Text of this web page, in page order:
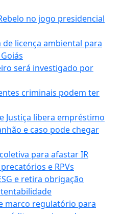
no jogo presidencial
licença ambiental para
será investigado por
criminais podem ter
Justiça libera empréstimo
e caso pode chegar
para afastar IR
e RPVs
e retira obrigação
marco regulatório para